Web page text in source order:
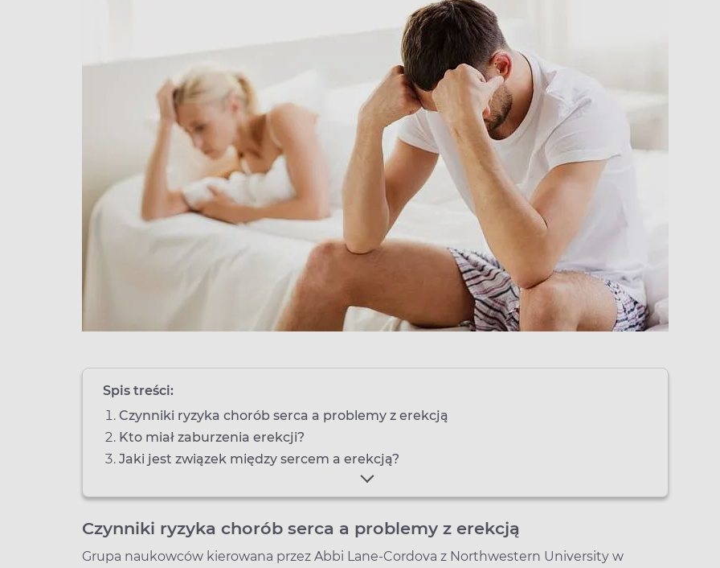
Spis treści:
Czynniki ryzyka chorób serca a problemy z erekcją
Kto miał zaburzenia erekcji?
Jaki jest związek między sercem a erekcją?
Czynniki ryzyka chorób serca a problemy z erekcją
Grupa naukowców kierowana przez Abbi Lane-Cordova z Northwestern University w